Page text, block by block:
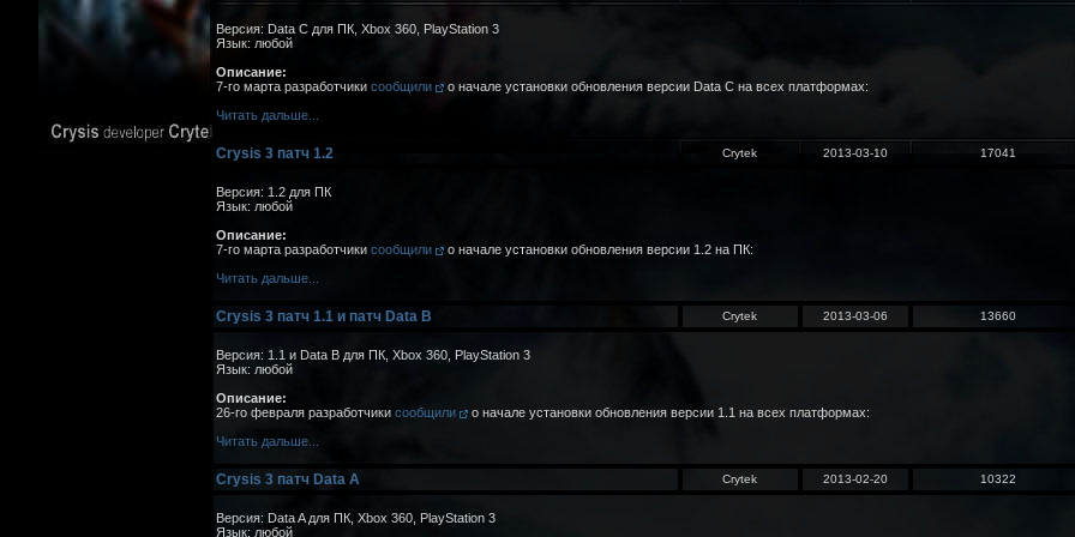
Версия: Data C для ПК, Xbox 360, PlayStation 3
Язык: любой
Описание:
7-го марта разработчики сообщили
о начале установки обновления версии Data C на всех платформах:
Читать дальше...
Crysis 3 патч 1.2 Crytek 2013-03-10 17041
Версия: 1.2 для ПК
Язык: любой
Описание:
7-го марта разработчики сообщили
о начале установки обновления версии 1.2 на ПК:
Читать дальше...
Crysis 3 патч 1.1 и патч Data B Crytek 2013-03-06 13660
Версия: 1.1 и Data B для ПК, Xbox 360, PlayStation 3
Язык: любой
Описание:
26-го февраля разработчики сообщили
о начале установки обновления версии 1.1 на всех платформах:
Читать дальше...
Crysis 3 патч Data A Crytek 2013-02-20 10322
Версия: Data A для ПК, Xbox 360, PlayStation 3
Язык: любой